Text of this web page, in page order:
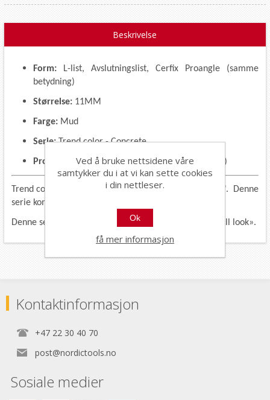
Beskrivelse
Form:L-list, Avslutningslist, Cerfix Proangle (samme
betydning)
Størrelse: 11MM
Farge:Mud
Serie:Trend color - Concrete
Profilpas index:ZV (lengst bak i profilpaskatalog)
Trend color concrete er en nyhet i "Trend color serien". Denne
serie kommer også i firkantlister.
Denne serie passer veldig godt til fliser med «industriell look».
Kontaktinformasjon
+47 22 30 40 70
post@nordictools.no
Sosiale medier
Ved å bruke nettsidene våre
samtykker du i at vi kan sette cookies
i din nettleser.
Ok
få mer informasjon